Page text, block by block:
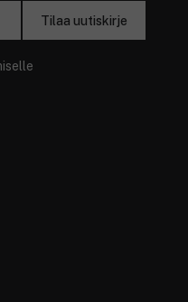
Tilaa uutiskirje